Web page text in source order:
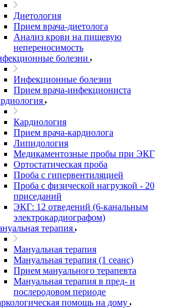
Диетология
Прием врача-диетолога
Анализ крови на пищевую
непереносимость
болезни
Инфекционные болезни
Прием врача-инфекциониста
Кардиология
Прием врача-кардиолога
Липидология
Медикаментозные пробы при ЭКГ
Ортостатическая проба
Проба с гипервентиляцией
Проба с физической нагрузкой - 20
приседаний
ЭКГ: 12 отведений (6-канальным
электрокардиографом)
терапия
Мануальная терапия
Мануальная терапия (1 сеанс)
Прием мануального терапевта
Мануальная терапия в пред- и
послеродовом периоде
помощь на дому